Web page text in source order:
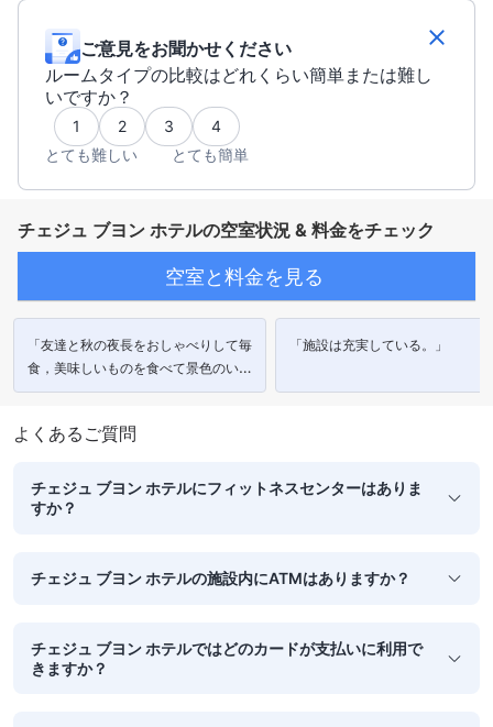
ご意見をお聞かせください
ルームタイプの比較はどれくらい簡単または難し
いですか？
1 2 3
4
とても難しい
とても簡単
チェジュ ブヨン ホテルの空室状況 & 料金をチェック
空室と料金を見る
「友達と秋の夜長をおしゃべりして毎
食，美味しいものを食べて景色のいい
部屋で開放された時間を過ごすことが
「施設は充実している。」
よくあるご質問
チェジュ ブヨン ホテルにフィットネスセンターはありま
すか？
チェジュ ブヨン ホテルの施設内にATMはありますか？
チェジュ ブヨン ホテルではどのカードが支払いに利用で
きますか？